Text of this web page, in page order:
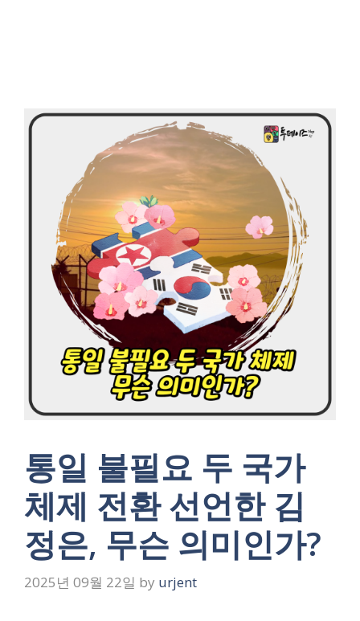
통일 불필요 두 국가
체제 전환 선언한 김
정은, 무슨 의미인가?
2025년 09월 22일 by urjent